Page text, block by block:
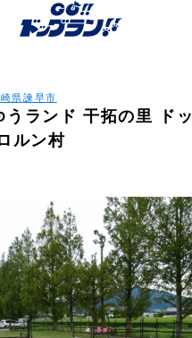
県諫早市
うランド 干拓の里 ドッ
ルン村